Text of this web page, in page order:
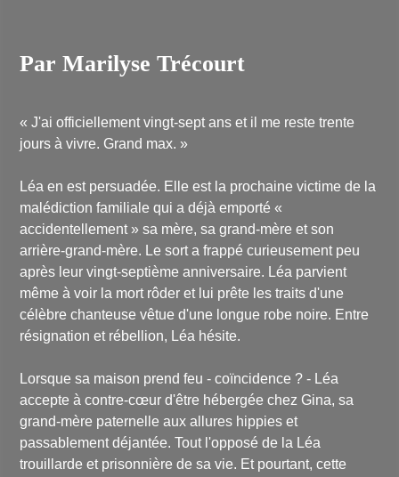
Par Marilyse Trécourt
« J'ai officiellement vingt-sept ans et il me reste trente
jours à vivre. Grand max. »
Léa en est persuadée. Elle est la prochaine victime de la
malédiction familiale qui a déjà emporté «
accidentellement » sa mère, sa grand-mère et son
arrière-grand-mère. Le sort a frappé curieusement peu
après leur vingt-septième anniversaire. Léa parvient
même à voir la mort rôder et lui prête les traits d'une
célèbre chanteuse vêtue d'une longue robe noire. Entre
résignation et rébellion, Léa hésite.
Lorsque sa maison prend feu - coïncidence ? - Léa
accepte à contre-cœur d'être hébergée chez Gina, sa
grand-mère paternelle aux allures hippies et
passablement déjantée. Tout l'opposé de la Léa
trouillarde et prisonnière de sa vie. Et pourtant, cette